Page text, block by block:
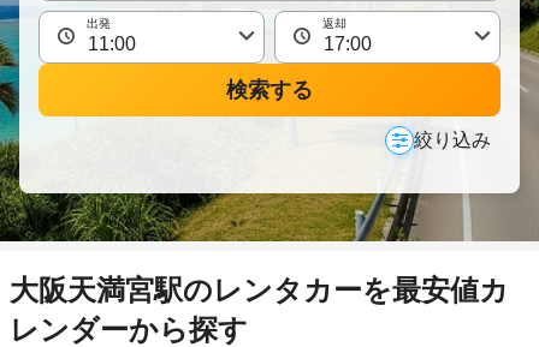
出発 返却
検索する
絞り込み
大阪天満宮駅のレンタカーを最安値カ
レンダーから探す